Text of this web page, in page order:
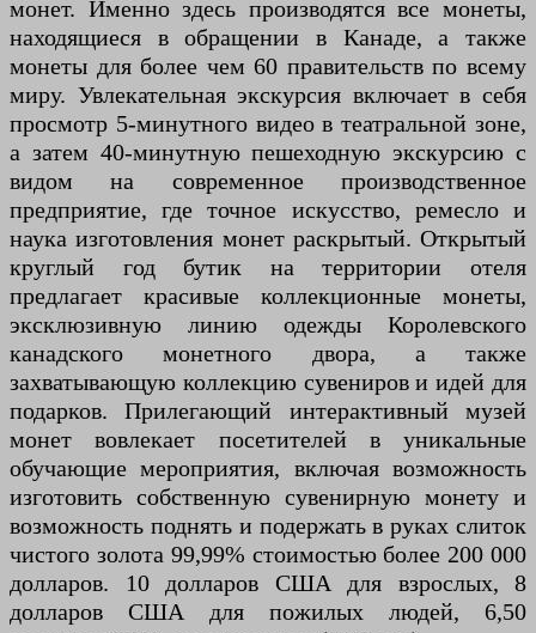
монет. Именно здесь производятся все монеты,
находящиеся в обращении в Канаде, а также
монеты для более чем 60 правительств по всему
миру. Увлекательная экскурсия включает в себя
просмотр 5-минутного видео в театральной зоне,
а затем 40-минутную пешеходную экскурсию с
видом на современное производственное
предприятие, где точное искусство, ремесло и
наука изготовления монет раскрытый. Открытый
круглый год бутик на территории отеля
предлагает красивые коллекционные монеты,
эксклюзивную линию одежды Королевского
канадского монетного двора, а также
захватывающую коллекцию сувениров и идей для
подарков. Прилегающий интерактивный музей
монет вовлекает посетителей в уникальные
обучающие мероприятия, включая возможность
изготовить собственную сувенирную монету и
возможность поднять и подержать в руках слиток
чистого золота 99,99% стоимостью более 200 000
долларов. 10 долларов США для взрослых, 8
долларов США для пожилых людей, 6,50